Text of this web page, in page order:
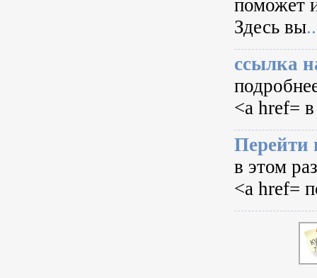
поможет
Здесь вы
ссылка
<a href=
Перейти
в этом
<a href=